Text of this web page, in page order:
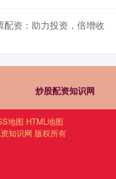
资：助力投资，倍增收
炒股配资知识网
地图 HTML地图
知识网 版权所有